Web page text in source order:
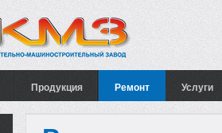
Продукция Ремонт Услуги